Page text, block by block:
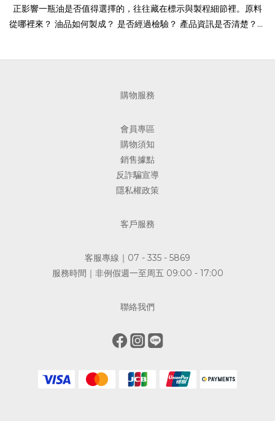
正影響一瓶油是否值得選擇的，往往藏在標示與製程細節裡。原料
從哪裡來？ 油品如何製成？ 是否經過檢驗？ 產品資訊是否清楚？這
關注時，消費者不必只針對某一種油產生疑慮，更重要的是了解產
製程是否清楚不同油品的製作方式不同，產品標示是否清楚，是判
斷油品的重要起點。 歐嘉 Casa Del Agua 為西班牙原裝進口特級
初榨橄欖油，採用機械與物理方式萃取，未經化學精煉與高溫脫臭
處理，呈現特級初榨橄欖油原有的果香與風味。 消費者在選購時，
也可以留意產品是否清楚標示油品種類、原產地、製造方式與保存
料才能提供更具體的參考。 歐嘉 Casa Del Agua 透過第三方檢驗
果為準。 查看檢驗報告時，除了確認檢驗結果，也應留意產品名
稱、送驗日期、檢驗項目與批次資訊，才能更完整地理解報告內
地、進口商、容量、保存期限與保存方式等基本資訊。 歐嘉 Casa
進口與管理，讓消費者能透過包裝標示了解產品基本來源。 資訊清
楚，才能讓選擇更有依據。歐嘉橄欖油的日常定位歐嘉 Casa Del
麵包沾食、拌麵、香煎、烘烤或一般料理，都能依不同料理方式搭
購物服務
會員專區
購物須知
銷售據點
反詐騙宣導
隱私權政策
客戶服務
客服專線｜07 - 335 - 5869
服務時間｜非例假週一至周五 09:00 - 17:00
聯絡我們